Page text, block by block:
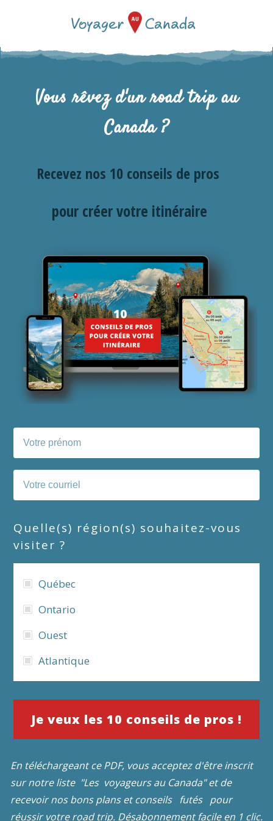
Vous rêvez d'un road trip au
Canada ?
Recevez nos 10 conseils de pros
pour créer votre itinéraire
Quelle(s) région(s) souhaitez-vous
visiter ?
Québec
Ontario
Ouest
Atlantique
Je veux les 10 conseils de pros !
En téléchargeant ce PDF, vous acceptez d'être inscrit
sur notre liste "Les voyageurs au Canada" et de
recevoir nos bons plans et conseils futés pour
réussir votre road trip. Désabonnement facile en 1 clic.